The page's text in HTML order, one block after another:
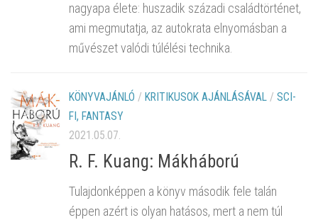
nagyapa élete: huszadik századi családtörténet,
ami megmutatja, az autokrata elnyomásban a
művészet valódi túlélési technika.
KÖNYVAJÁNLÓ / KRITIKUSOK AJÁNLÁSÁVAL / SCI-
FI, FANTASY
2021.05.07.
R. F. Kuang: Mákháború
Tulajdonképpen a könyv második fele talán
éppen azért is olyan hatásos, mert a nem túl